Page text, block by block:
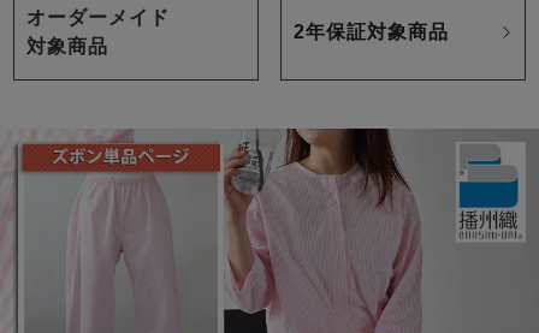
オーダーメイド
対象商品
2年保証対象商品